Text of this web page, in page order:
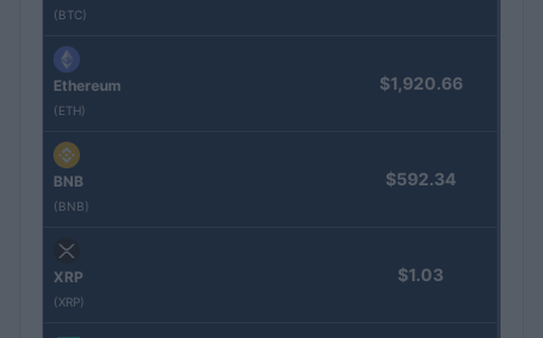
(BTC)
Ethereum
(ETH)
$1,920.66
BNB
(BNB)
$592.34
XRP
(XRP)
$1.03